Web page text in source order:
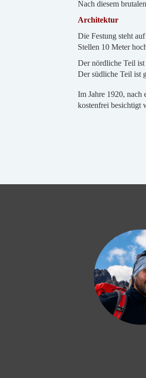
Nach diesem
Architektur
Die Festung steht
Stellen 10 Meter
Der nördliche Teil
Der südliche Teil ist
Im Jahre 1920, nach
kostenfrei besichtigt